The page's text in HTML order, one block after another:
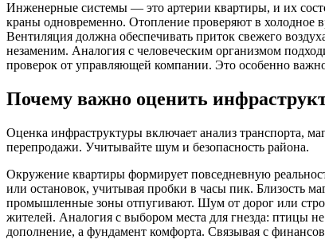
Инженерные системы — это артерии квартиры, и их
краны одновременно. Отопление проверяют в холодное
Вентиляция должна обеспечивать приток свежего
незаменим. Аналогия с человеческим организмом
проверок от управляющей компании. Это особенно
Почему важно оценить
Оценка инфраструктуры включает анализ транспорта,
перепродажи. Учитывайте шум и безопасность района.
Окружение квартиры формирует повседневную
или остановок, учитывая пробки в часы пик. Близость
промышленные зоны отпугивают. Шум от дорог или
жителей. Аналогия с выбором места для гнезда: птицы
дополнение, а фундамент комфорта. Связывая с